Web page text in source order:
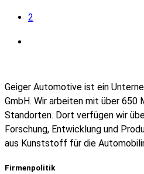
2
Geiger Automotive ist ein
GmbH. Wir arbeiten mit über 650
Standorten. Dort verfügen wir
Forschung, Entwicklung und
aus Kunststoff für die
Firmenpolitik